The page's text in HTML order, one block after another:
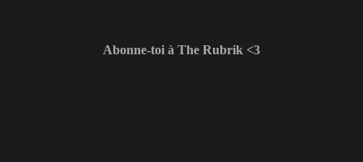
Abonne-toi à The Rubrik <3